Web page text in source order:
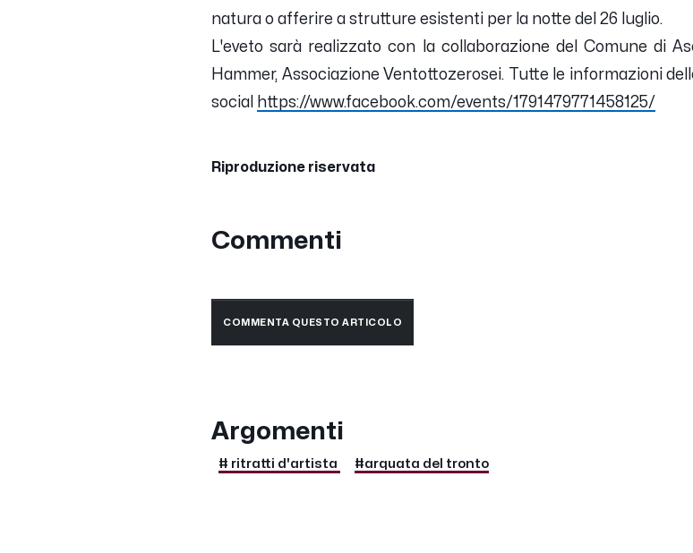
natura o afferire a strutture esistenti per la notte del 26 luglio.
L'eveto sarà realizzato con la collaborazione del Comune di
Hammer, Associazione Ventottozerosei. Tutte le informazioni
social
https://www.facebook.com/events/1791479771458125/
Riproduzione riservata
Commenti
COMMENTA QUESTO ARTICOLO
Argomenti
# ritratti d'artista #arquata del tronto